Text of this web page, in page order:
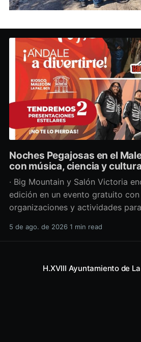
Noches Pegajosas en el
con música, ciencia y cultura
· Big Mountain y Salón Victoria
edición en un evento gratuito
organizaciones y actividades para
divulgación científica y
5 de ago. de 2026 1 min read
H.XVIII Ayuntamiento de